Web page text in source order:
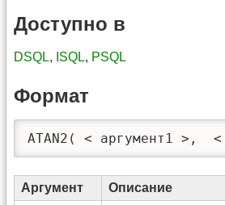
Доступно в
DSQL, ISQL, PSQL
Формат
ATAN2( < аргумент1 >,
Аргумент
Описание